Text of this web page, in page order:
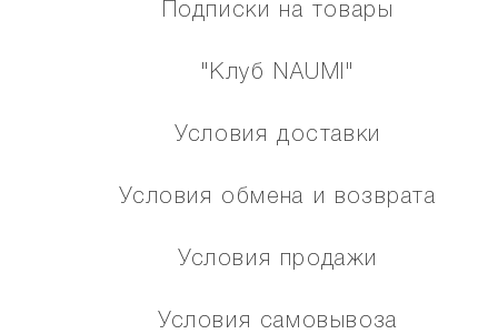
Подписки на товары
"Клуб NAUMI"
Условия доставки
Условия обмена и возврата
Условия продажи
Условия самовывоза